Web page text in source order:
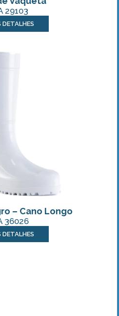
29103
DETALHES
– Cano Longo
36026
DETALHES